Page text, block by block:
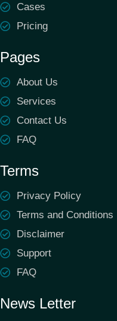
Cases
Pricing
Pages
About Us
Services
Contact Us
FAQ
Terms
Privacy Policy
Terms and Conditions
Disclaimer
Support
FAQ
News Letter